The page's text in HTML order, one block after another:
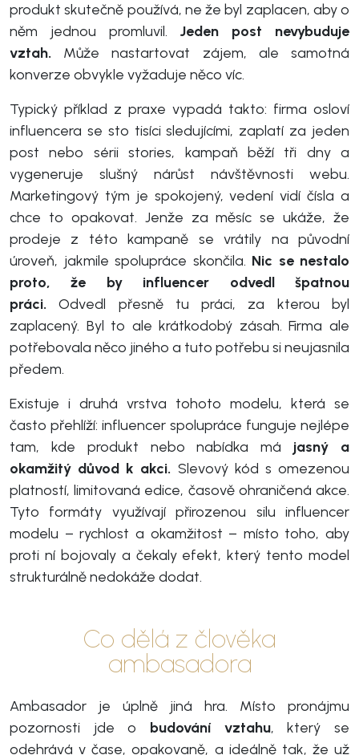
produkt skutečně používá, ne že byl zaplacen, aby o
něm jednou promluvil. Jeden post nevybuduje
vztah. Může nastartovat zájem, ale samotná
konverze obvykle vyžaduje něco víc.
Typický příklad z praxe vypadá takto: firma osloví
influencera se sto tisíci sledujícími, zaplatí za jeden
post nebo sérii stories, kampaň běží tři dny a
vygeneruje slušný nárůst návštěvnosti webu.
Marketingový tým je spokojený, vedení vidí čísla a
chce to opakovat. Jenže za měsíc se ukáže, že
prodeje z této kampaně se vrátily na původní
úroveň, jakmile spolupráce skončila. Nic se nestalo
proto, že by influencer odvedl špatnou
práci. Odvedl přesně tu práci, za kterou byl
zaplacený. Byl to ale krátkodobý zásah. Firma ale
potřebovala něco jiného a tuto potřebu si neujasnila
předem.
Existuje i druhá vrstva tohoto modelu, která se
často přehlíží: influencer spolupráce funguje nejlépe
tam, kde produkt nebo nabídka má jasný a
okamžitý důvod k akci. Slevový kód s omezenou
platností, limitovaná edice, časově ohraničená akce.
Tyto formáty využívají přirozenou silu influencer
modelu – rychlost a okamžitost – místo toho, aby
proti ní bojovaly a čekaly efekt, který tento model
strukturálně nedokáže dodat.
Co dělá z člověka
ambasadora
Ambasador je úplně jiná hra. Místo pronájmu
pozornosti jde o budování vztahu, který se
odehrává v čase, opakovaně, a ideálně tak, že už